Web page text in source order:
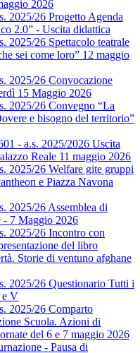
2026
2025/26 Progetto Agenda
2.0” - Uscita didattica
2025/26 Spettacolo teatrale
sei come loro” 12 maggio
2025/26 Convocazione
15 Maggio 2026
2025/26 Convegno “La
e bisogno del territorio”
- a.s. 2025/2026 Uscita
Reale 11 maggio 2026
2025/26 Welfare gite gruppi
e Piazza Navona
2025/26 Assemblea di
- 7 Maggio 2026
2025/26 Incontro con
del libro
Storie di ventuno afghane
2025/26 Questionario Tutti i
e V
2025/26 Comparto
Scuola. Azioni di
del 6 e 7 maggio 2026
- Pausa di